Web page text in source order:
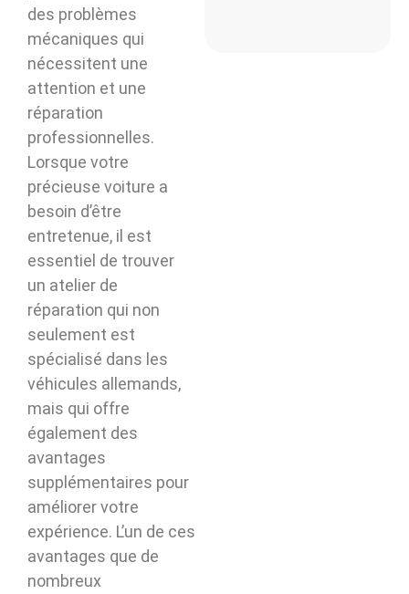
des problèmes
mécaniques qui
nécessitent une
attention et une
réparation
professionnelles.
Lorsque votre
précieuse voiture a
besoin d’être
entretenue, il est
essentiel de trouver
un atelier de
réparation qui non
seulement est
spécialisé dans les
véhicules allemands,
mais qui offre
également des
avantages
supplémentaires pour
améliorer votre
expérience. L’un de ces
avantages que de
nombreux